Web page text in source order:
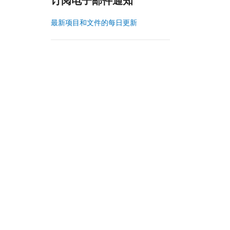
最新项目和文件的每日更新